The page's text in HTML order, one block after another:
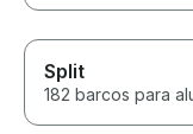
Split
182 barcos para